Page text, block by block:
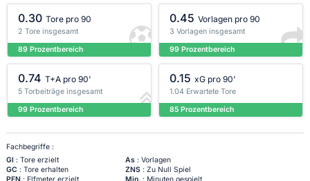
0.30 Tore pro 90
2 Tore insgesamt
89 Prozentbereich
0.45 Vorlagen pro 90
3 Vorlagen insgesamt
99 Prozentbereich
0.74 T+A pro 90'
5 Torbeiträge insgesamt
99 Prozentbereich
0.15 xG pro 90'
1.04 Erwartete Tore
85 Prozentbereich
Fachbegriffe :
Gl : Tore erzielt As: Vorlagen
GC : Tore erhalten ZNS: Zu Null Spiel
PEN: Elfmeter erzielt Min.: Minuten gespielt